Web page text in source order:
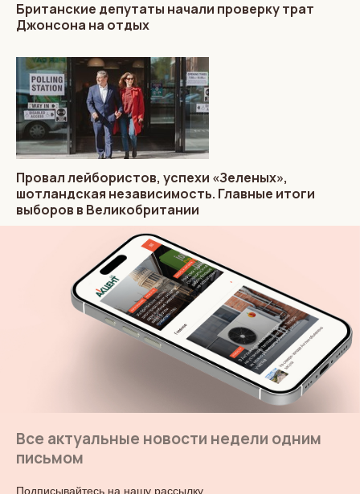
Британские депутаты начали проверку трат
Джонсона на отдых
Провал лейбористов, успехи «Зеленых»,
шотландская независимость. Главные итоги
выборов в Великобритании
Все актуальные новости недели одним
письмом
Подписывайтесь на нашу рассылку